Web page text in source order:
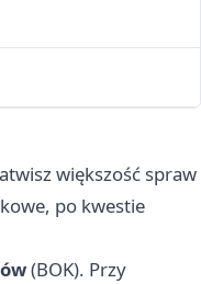
większość spraw
po kwestie
(BOK). Przy